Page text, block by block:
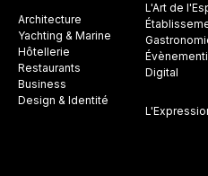
Architecture
Yachting & Marine
Hôtellerie
Restaurants
Business
Design & Identité
L'Art de
Digital